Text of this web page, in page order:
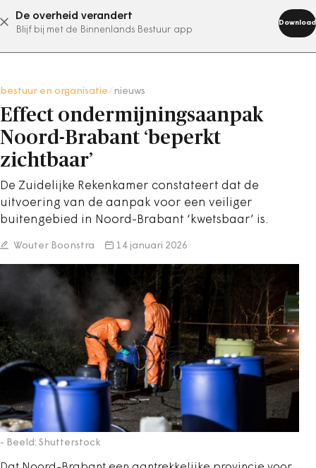
De overheid verandert
Blijf bij met de Binnenlands Bestuur app
Download
abonneer nu
bestuur en organisatie nieuws
Effect ondermijningsaanpak
Noord-Brabant ‘beperkt
zichtbaar’
De Zuidelijke Rekenkamer constateert dat de
uitvoering van de aanpak voor een veiliger
buitengebied in Noord-Brabant ‘kwetsbaar’ is.
Wouter Boonstra 14 januari 2026
- Beeld: Shutterstock